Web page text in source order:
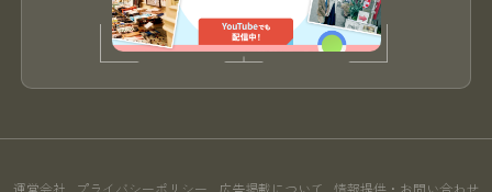
運営会社 プライバシーポリシー 広告掲載について 情報提供・お問い合わせ